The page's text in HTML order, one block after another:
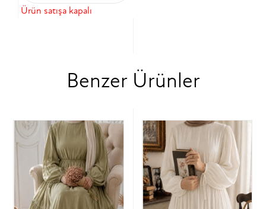
Ürün satışa kapalı
Benzer Ürünler